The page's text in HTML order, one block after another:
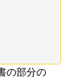
の部分の